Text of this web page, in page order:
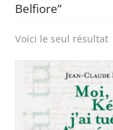
Belfiore”
Voici le seul résultat